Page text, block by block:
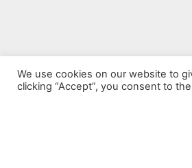
Fallen Crooner
We use cookies on our website to
clicking “Accept”, you consent to